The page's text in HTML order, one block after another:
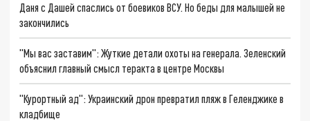
Даня с Дашей спаслись от боевиков ВСУ. Но беды для малышей не
закончились
"Мы вас заставим": Жуткие детали охоты на генерала. Зеленский
объяснил главный смысл теракта в центре Москвы
"Курортный ад": Украинский дрон превратил пляж в Геленджике в
кладбище